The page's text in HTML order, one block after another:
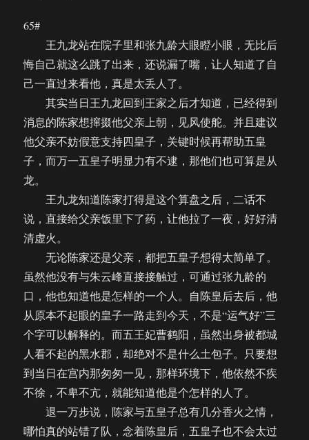
65#
王九龙站在院子里和张九龄大眼瞪小眼，无比后
悔自己就这么跳了出来，还说漏了嘴，让人知道了自
己一直过来看他，真是太丢人了。
其实当日王九龙回到王家之后才知道，已经得到
消息的陈家想撺掇他父亲上朝，见风使舵。并且建议
他父亲不妨假意支持四皇子，关键时候再帮助五皇
子，而万一五皇子明显力有不逮，那他们也可算是从
龙。
王九龙知道陈家打得是这个算盘之后，二话不
说，直接给父亲饭里下了药，让他拉了一夜，好好清
清虚火。
无论陈家还是父亲，都把五皇子想得太简单了。
虽然他没有与朱云峰直接接触过，可通过张九龄的
口，他也知道他是怎样的一个人。自陈皇后去后，他
从原本不起眼的皇子一路走到今天，不是“运气好”三
个字可以解释的。而五王妃曹鹤阳，虽然出身被都城
人看不起的黑水郡，却绝对不是什么土包子。只要想
到当日在宫内那匆匆一见，那样环境下，他依然不疾
不徐，不卑不亢，就能知道他是个怎样的人了。
退一万步说，陈家与五皇子总有几分香火之情，
哪怕真的站错了队，念着陈皇后，五皇子也不会太过